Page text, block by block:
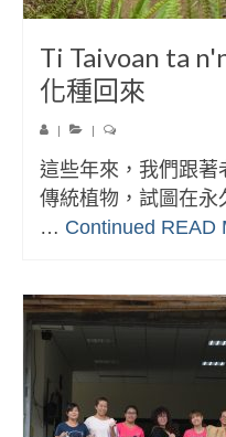
Ti Taivoan ta
化種回來
| |
這些年來，我們跟著
傳統植物，試圖在永
… Continued READ